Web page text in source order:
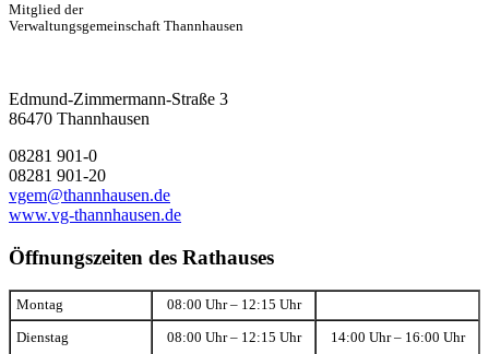
Mitglied der
Verwaltungsgemeinschaft Thannhausen
Edmund-Zimmermann-Straße 3
86470 Thannhausen
08281 901-0
08281 901-20
vgem@thannhausen.de
www.vg-thannhausen.de
Öffnungszeiten des Rathauses
Montag 08:00 Uhr – 12:15 Uhr
Dienstag 08:00 Uhr – 12:15 Uhr 14:00 Uhr – 16:00 Uhr